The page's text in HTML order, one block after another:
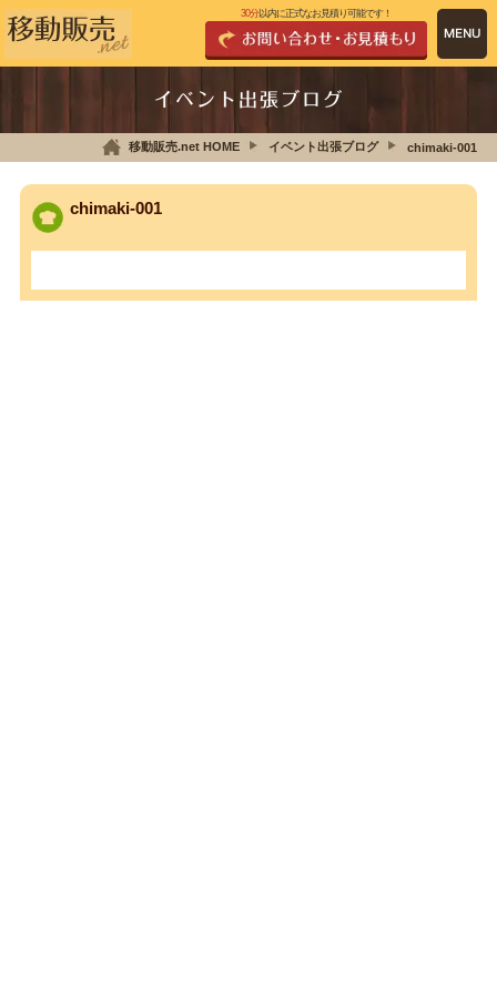
30分以内に正式なお見積り可能です！
イベント出張ブログ
移動販売.net HOME イベント出張ブログ chimaki-001
chimaki-001